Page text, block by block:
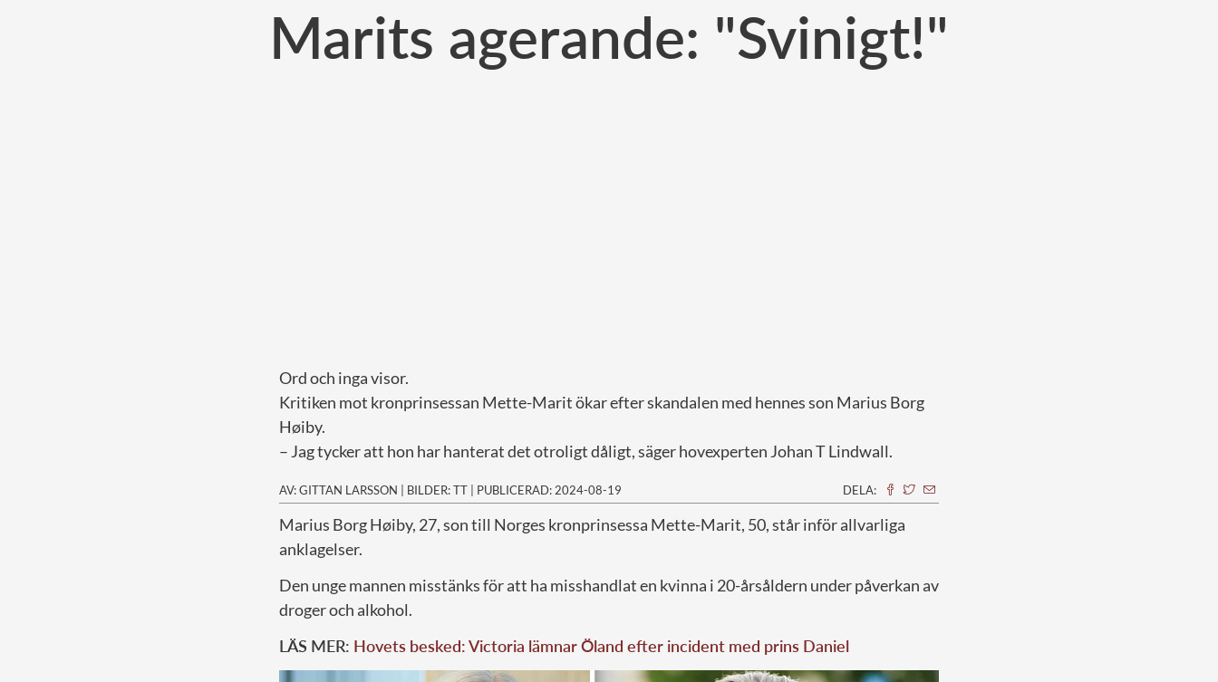
Marits agerande: "Svinigt!"
Ord och inga visor.
Kritiken mot kronprinsessan Mette-Marit ökar efter skandalen med hennes son Marius Borg
Høiby.
– Jag tycker att hon har hanterat det otroligt dåligt, säger hovexperten Johan T Lindwall.
AV: GITTAN LARSSON | BILDER: TT | PUBLICERAD: 2024-08-19 DELA:
Marius Borg Høiby, 27, son till Norges kronprinsessa Mette-Marit, 50, står inför allvarliga
anklagelser.
Den unge mannen misstänks för att ha misshandlat en kvinna i 20-årsåldern under påverkan av
droger och alkohol.
LÄS MER: Hovets besked: Victoria lämnar Öland efter incident med prins Daniel